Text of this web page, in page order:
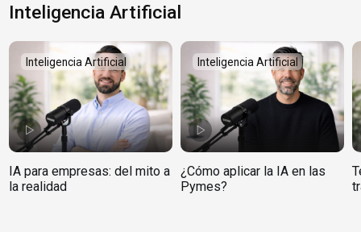
Inteligencia Artificial
Inteligencia Artificial
IA para empresas: del mito a
la realidad
Inteligencia Artificial
¿Cómo aplicar la IA en las
Pymes?